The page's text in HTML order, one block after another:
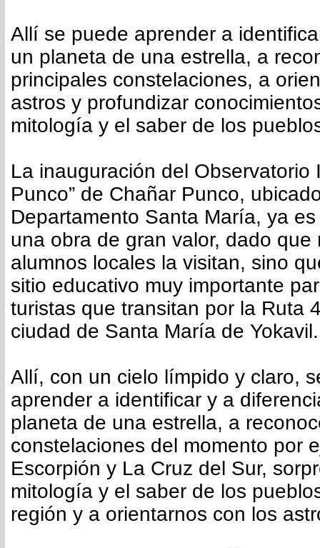
Allí se puede aprender a
un planeta de una estrella, a
principales constelaciones, a
astros y profundizar
mitología y el saber de los
La inauguración del Observatorio
Punco” de Chañar Punco,
Departamento Santa María, ya
una obra de gran valor, dado que
alumnos locales la visitan, sino
sitio educativo muy importante
turistas que transitan por la Ruta
ciudad de Santa María de Yokavil.
Allí, con un cielo límpido y claro,
aprender a identificar y a
planeta de una estrella, a
constelaciones del momento por
Escorpión y La Cruz del Sur,
mitología y el saber de los
región y a orientarnos con los